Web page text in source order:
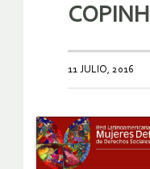
COPINH
11 JULIO, 2016